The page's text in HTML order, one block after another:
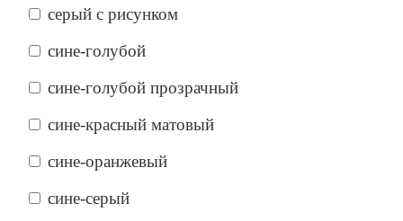
серый с рисунком
сине-голубой
сине-голубой прозрачный
сине-красный матовый
сине-оранжевый
сине-серый